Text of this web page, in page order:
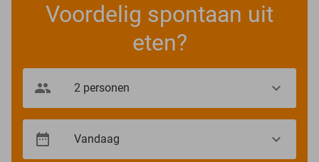
Voordelig spontaan uit
eten?